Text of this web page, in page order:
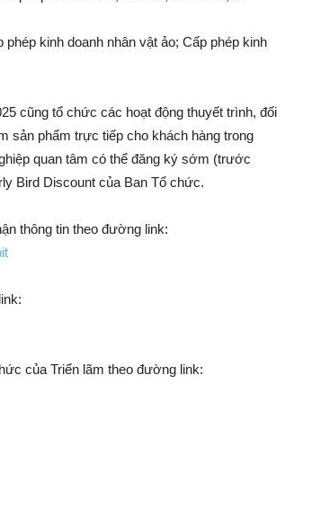
kinh doanh nhân vật ảo; Cấp phép kinh
cũng tổ chức các hoạt động thuyết trình, đối
sản phẩm trực tiếp cho khách hàng trong
quan tâm có thể đăng ký sớm (trước
Bird Discount của Ban Tổ chức.
thông tin theo đường link:
của Triển lãm theo đường link: